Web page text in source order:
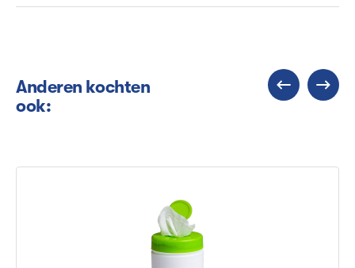
Anderen kochten
ook: